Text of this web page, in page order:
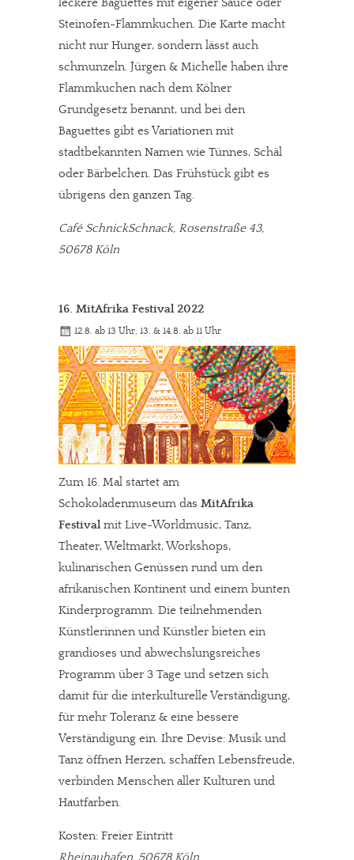
leckere Baguettes mit eigener Sauce oder
Steinofen-Flammkuchen. Die Karte macht
nicht nur Hunger, sondern lässt auch
schmunzeln. Jürgen & Michelle haben ihre
Flammkuchen nach dem Kölner
Grundgesetz benannt, und bei den
Baguettes gibt es Variationen mit
stadtbekannten Namen wie Tünnes, Schäl
oder Bärbelchen. Das Frühstück gibt es
übrigens den ganzen Tag.
Café SchnickSchnack, Rosenstraße 43,
50678 Köln
16. MitAfrika Festival 2022
12.8. ab 13 Uhr, 13. & 14.8. ab 11 Uhr
Zum 16. Mal startet am
Schokoladenmuseum das MitAfrika
Festivalmit Live-Worldmusic, Tanz,
Theater, Weltmarkt, Workshops,
kulinarischen Genüssen rund um den
afrikanischen Kontinent und einem bunten
Kinderprogramm. Die teilnehmenden
Künstlerinnen und Künstler bieten ein
grandioses und abwechslungsreiches
Programm über 3 Tage und setzen sich
damit für die interkulturelle Verständigung,
für mehr Toleranz & eine bessere
Verständigung ein. Ihre Devise: Musik und
Tanz öffnen Herzen, schaffen Lebensfreude,
verbinden Menschen aller Kulturen und
Hautfarben.
Kosten: Freier Eintritt